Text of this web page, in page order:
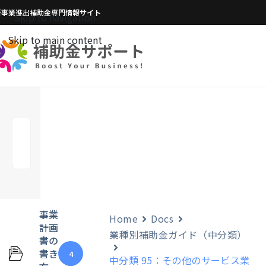
Skip to navigation
Skip to main content
業進出補助金専門情報サイト
事業
計画
書の
書き
4
Home
Docs
業種別補助金ガイド（中分類）
中分類 95：その他のサービス業